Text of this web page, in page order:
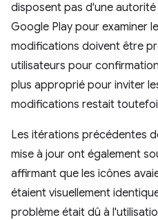
disposent pas d'une
Google Play pour examiner
modifications doivent être
utilisateurs pour
plus approprié pour inviter
modifications restait
Les itérations précédentes
mise à jour ont également
affirmant que les icônes
étaient visuellement
problème était dû à